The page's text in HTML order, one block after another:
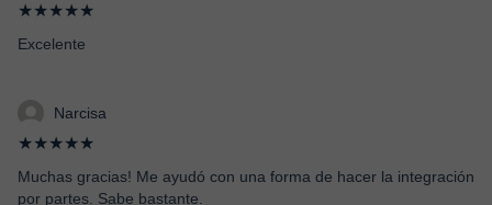
★★★★★
Excelente
Narcisa
★★★★★
Muchas gracias! Me ayudó con una forma de hacer la integración
por partes. Sabe bastante.